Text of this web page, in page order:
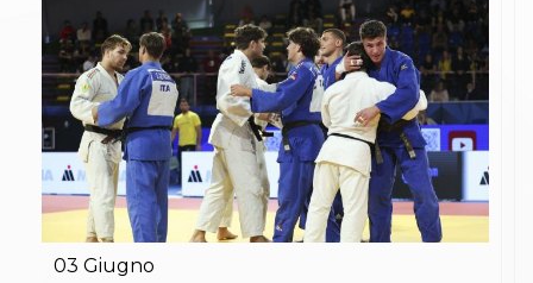
Archivio eventi
Dove siamo
Media
Partners
Trasparenza
Judo
La disciplina
News
Attività Didattica
Gare e Risultati
Albi Federali
03 Giugno